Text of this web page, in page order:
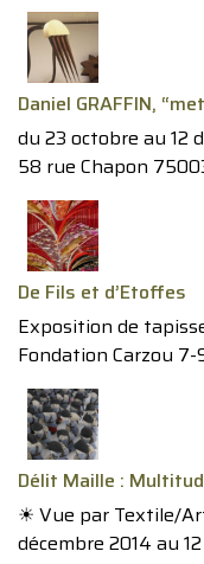
Daniel GRAFFIN,
du 23 octobre au 12
58 rue Chapon
De Fils et d’Etoffes
Exposition de
Fondation Carzou 7-
Délit Maille :
☀︎ Vue par Textile/
décembre 2014 au